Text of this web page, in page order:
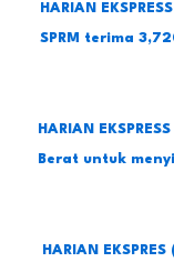
HARIAN
SPRM terima
HARIAN
Berat untuk
HARIAN